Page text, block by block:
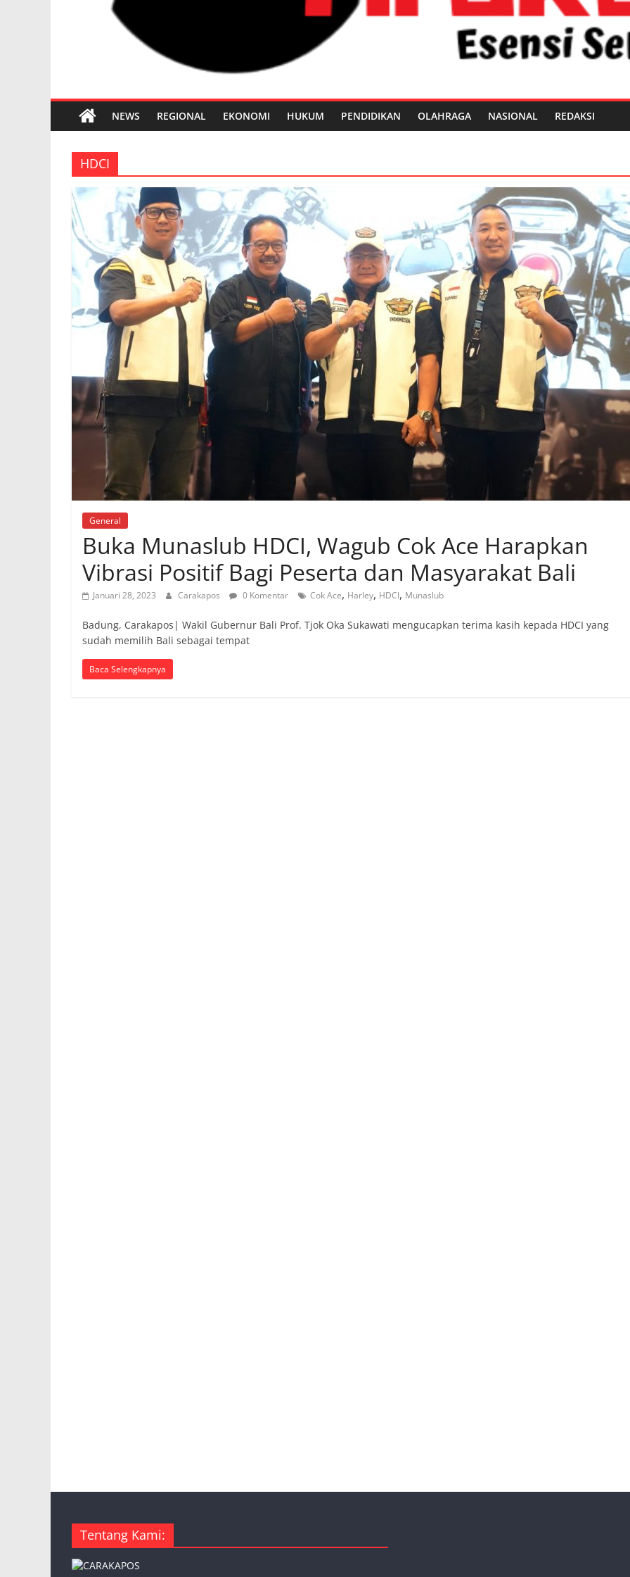
NEWS REGIONAL EKONOMI HUKUM PENDIDIKAN OLAHRAGA NASIONAL REDAKSI
HDCI
General
Buka Munaslub HDCI, Wagub Cok Ace Harapkan
Vibrasi Positif Bagi Peserta dan Masyarakat Bali
Januari 28, 2023 Carakapos 0 Komentar Cok Ace, Harley, HDCI, Munaslub
Badung, Carakapos| Wakil Gubernur Bali Prof. Tjok Oka Sukawati mengucapkan terima kasih kepada HDCI yang
sudah memilih Bali sebagai tempat
Baca Selengkapnya
Tentang Kami: